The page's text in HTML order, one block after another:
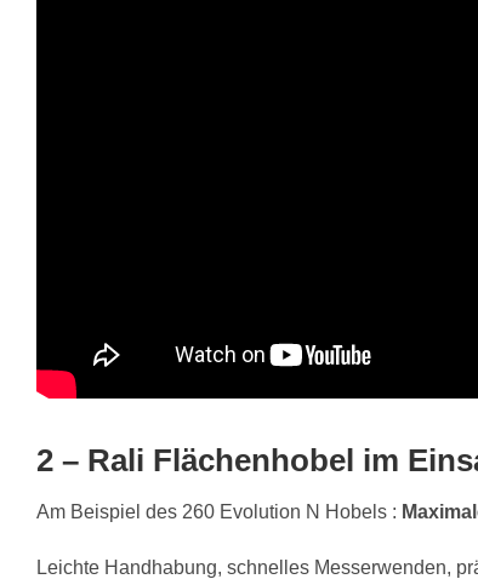
2 – Rali Flächenhobel im
Am Beispiel des 260 Evolution N Hobels :
Leichte Handhabung, schnelles Messerwenden,